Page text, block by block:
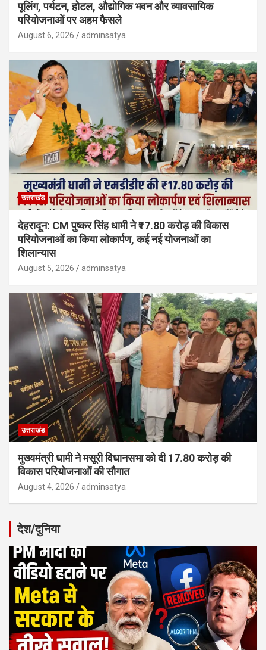
पूलिंग, पर्यटन, होटल, औद्योगिक भवन और व्यावसायिक
परियोजनाओं पर अहम फैसले
August 6, 2026 adminsatya
उत्तराखंड
देहरादून: CM पुष्कर सिंह धामी ने ₹17.80 करोड़ की विकास
परियोजनाओं का किया लोकार्पण, कई नई योजनाओं का
शिलान्यास
August 5, 2026 adminsatya
उत्तराखंड
मुख्यमंत्री धामी ने मसूरी विधानसभा को दी 17.80 करोड़ की
विकास परियोजनाओं की सौगात
August 4, 2026 adminsatya
देश/दुनिया